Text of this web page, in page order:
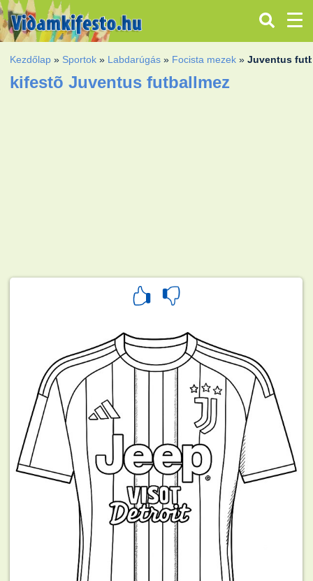
Kezdőlap » Sportok » Labdarúgás » Focista mezek »Juventus
kifestõ Juventus futballmez